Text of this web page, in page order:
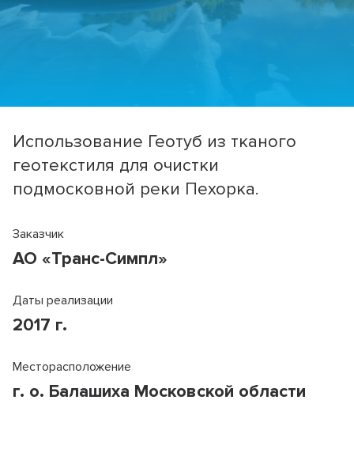
Использование Геотуб из тканого
геотекстиля для очистки
подмосковной реки Пехорка.
Заказчик
АО «Транс-Симпл»
Даты реализации
2017 г.
Месторасположение
г. о. Балашиха Московской области